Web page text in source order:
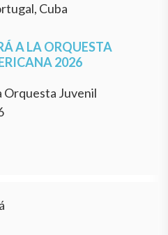
Cuba
A LA ORQUESTA
2026
Orquesta Juvenil